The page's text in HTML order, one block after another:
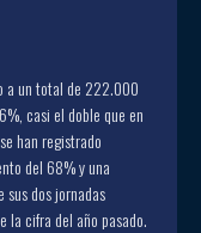
a un total de 222.000
casi el doble que en
han registrado
del 68% y una
dos jornadas
la cifra del año pasado.